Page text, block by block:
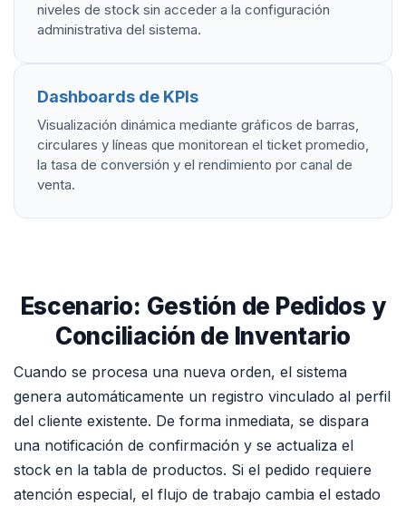
niveles de stock sin acceder a la configuración
administrativa del sistema.
Dashboards de KPIs
Visualización dinámica mediante gráficos de barras,
circulares y líneas que monitorean el ticket promedio,
la tasa de conversión y el rendimiento por canal de
venta.
Escenario: Gestión de Pedidos y
Conciliación de Inventario
Cuando se procesa una nueva orden, el sistema
genera automáticamente un registro vinculado al perfil
del cliente existente. De forma inmediata, se dispara
una notificación de confirmación y se actualiza el
stock en la tabla de productos. Si el pedido requiere
atención especial, el flujo de trabajo cambia el estado